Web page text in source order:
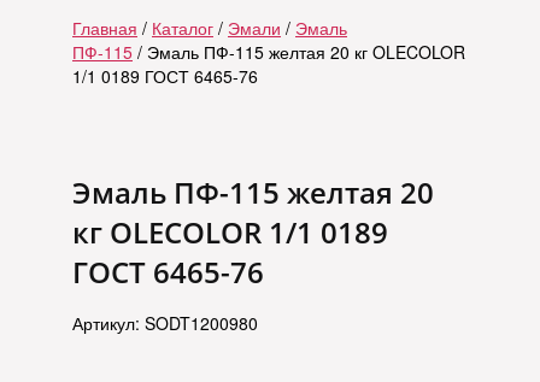
Главная / Каталог / Эмали / Эмаль
ПФ-115 / Эмаль ПФ-115 желтая 20 кг OLECOLOR
1/1 0189 ГОСТ 6465-76
Эмаль ПФ-115 желтая 20
кг OLECOLOR 1/1 0189
ГОСТ 6465-76
Артикул: SODT1200980